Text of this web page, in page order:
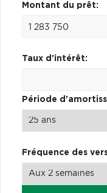
Montant du prêt:
Taux d'intérêt:
Période
Fréquence des